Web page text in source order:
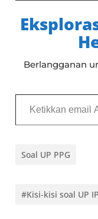
Berlangganan
Ketikkan email Anda...
Soal UP PPG
#Kisi-kisi soal UP